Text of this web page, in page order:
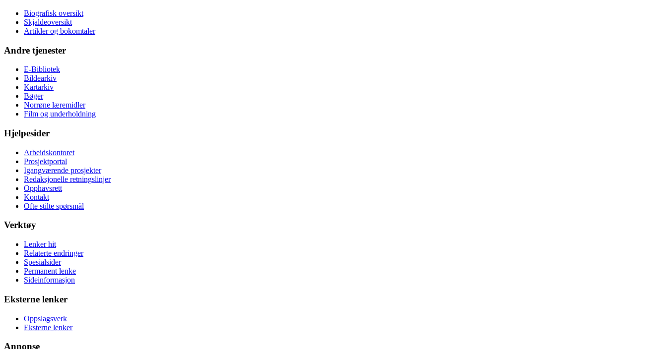
Biografisk oversikt
Skjaldeoversikt
Artikler og bokomtaler
Andre tjenester
E-Bibliotek
Bildearkiv
Kartarkiv
Bøger
Norrøne læremidler
Film og underholdning
Hjelpesider
Arbeidskontoret
Prosjektportal
Igangværende prosjekter
Redaksjonelle retningslinjer
Opphavsrett
Kontakt
Ofte stilte spørsmål
Verktøy
Lenker hit
Relaterte endringer
Spesialsider
Permanent lenke
Sideinformasjon
Eksterne lenker
Oppslagsverk
Eksterne lenker
Annonse